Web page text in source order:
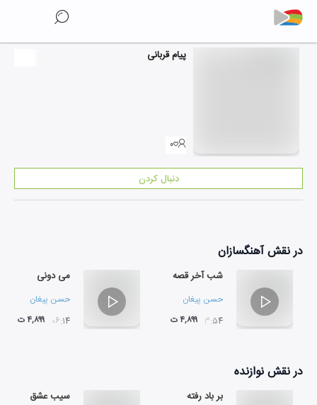
پیام قربانی
۰
دنبال کردن
در نقشآهنگسازان
شب آخر قصه
حسن پیغان
۰۳:۵۴ ۴,۸۹۹ ت
می دونی
حسن پیغان
۰۶:۱۴ ۴,۸۹۹ ت
در نقشنوازنده
بر باد رفته سیب عشق